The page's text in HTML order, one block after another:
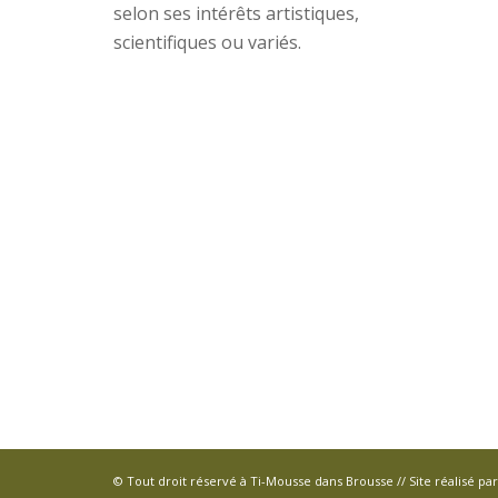
selon ses intérêts artistiques,
scientifiques ou variés.
© Tout droit réservé à Ti-Mousse dans Brousse // Site réalisé par